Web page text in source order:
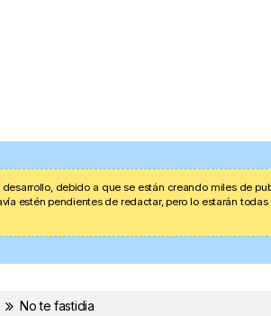
debido a que se están creando miles de
estén pendientes de redactar, pero lo estarán todas
No te fastidia